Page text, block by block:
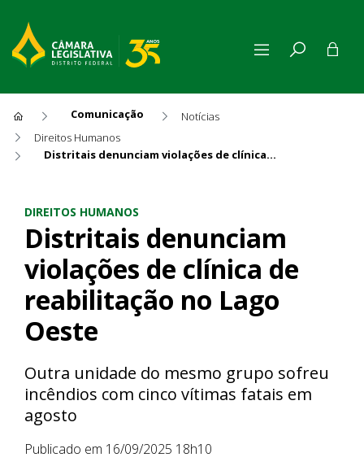
Comunicação
Notícias
Direitos Humanos
Distritais denunciam violações de clínica de reabilitação no Lago Oeste
DIREITOS HUMANOS
Distritais denunciam
violações de clínica de
reabilitação no Lago
Oeste
Outra unidade do mesmo grupo sofreu
incêndios com cinco vítimas fatais em
agosto
Publicado em 16/09/2025 18h10